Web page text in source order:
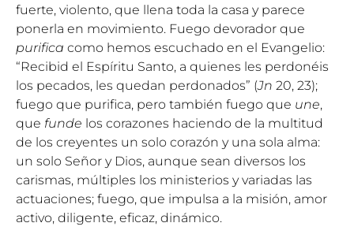
fuerte, violento, que llena toda la casa y parece
ponerla en movimiento. Fuego devorador que
purifica como hemos escuchado en el Evangelio:
“Recibid el Espíritu Santo, a quienes les perdonéis
los pecados, les quedan perdonados” (Jn 20, 23);
fuego que purifica, pero también fuego que une,
que funde los corazones haciendo de la multitud
de los creyentes un solo corazón y una sola alma:
un solo Señor y Dios, aunque sean diversos los
carismas, múltiples los ministerios y variadas las
actuaciones; fuego, que impulsa a la misión, amor
activo, diligente, eficaz, dinámico.